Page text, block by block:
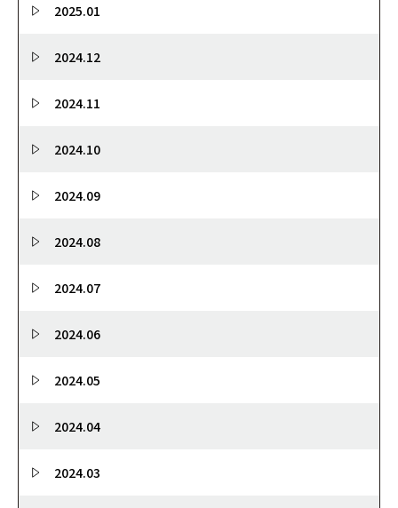
2025.01
2024.12
2024.11
2024.10
2024.09
2024.08
2024.07
2024.06
2024.05
2024.04
2024.03